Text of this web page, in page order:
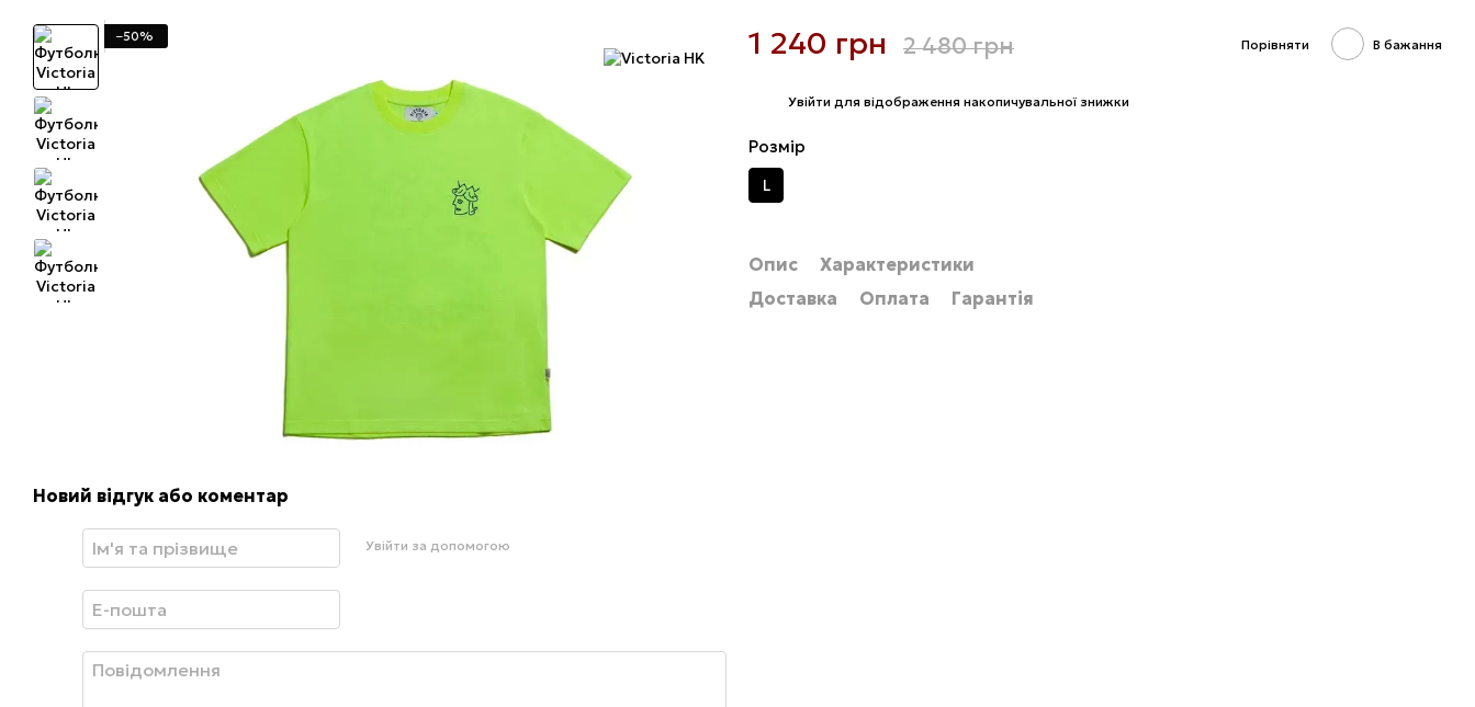
−50%
Новий відгук або коментар
Увійти за допомогою
1 240 грн 2 480 грн Порівняти В бажання
Увійти для відображення накопичувальної знижки
Розмір
L
Опис
Характеристики
Доставка
Оплата Гарантія